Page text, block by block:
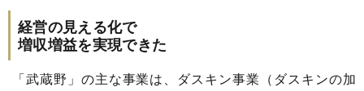
経営の見える化で
増収増益を実現できた
「武蔵野」の主な事業は、ダスキン事業（ダスキンの加